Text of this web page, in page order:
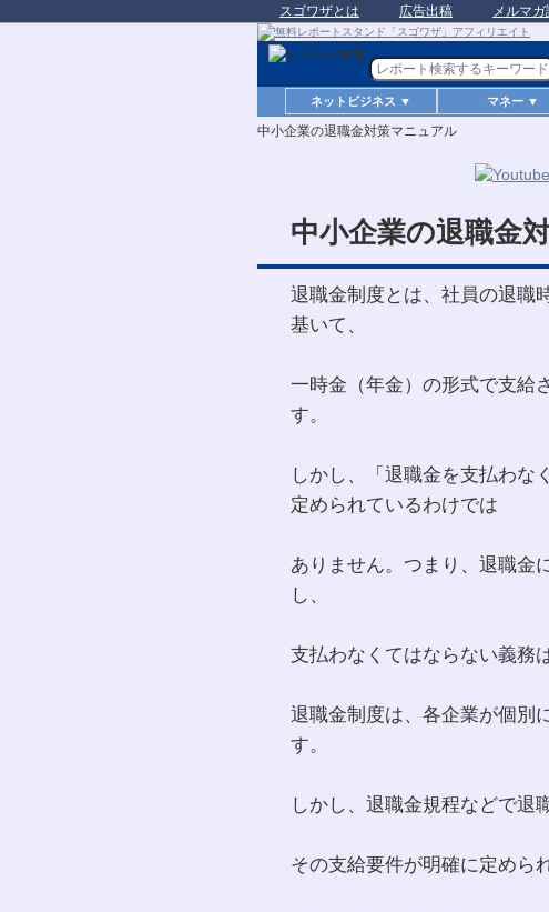
スゴワザとは 広告出稿 メルマ
ネットビジネス ▼ マネー ▼
中小企業の退職金対策マニュアル
中小企業の退職金
退職金制度とは、社員の退職
基いて、
一時金（年金）の形式で支給
す。
しかし、「退職金を支払わな
定められているわけでは
ありません。つまり、退職金
し、
支払わなくてはならない義務
退職金制度は、各企業が個別
す。
しかし、退職金規程などで退
その支給要件が明確に定めら